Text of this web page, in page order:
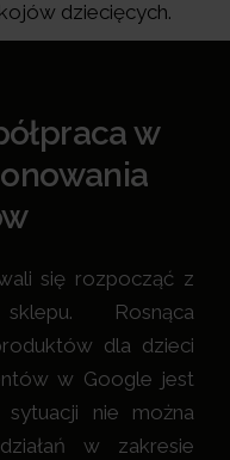
dziecięcych.
w
się rozpocząć z
Rosnąca
dla dzieci
w Google jest
nie można
w zakresie